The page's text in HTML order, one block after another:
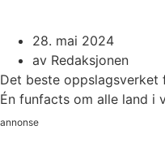
28. mai 2024
av Redaksjonen
Det beste
Én funfacts om alle land i
annonse